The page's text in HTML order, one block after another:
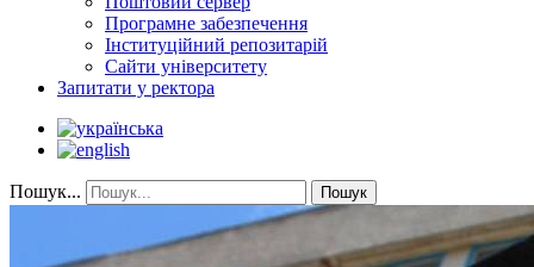
Програмне забезпечення
Інституційний репозитарій
Сайти університету
Запитати у ректора
Пошук... Пошук